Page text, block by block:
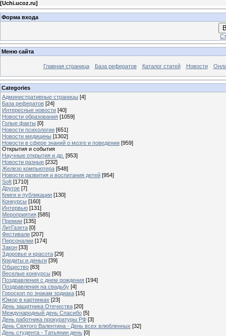
[Uchi.ucoz.ru]
Форма входа
Меню сайта
Главная страница База рефератов Каталог статей Новости
Categories
Административные страницы [4]
База рефератов [24]
Интересные новости [40]
Новости образования [1059]
Голые факты [0]
Новости психологии [651]
Новости медицины [1302]
Новости в сфере знаний о мозге и поведении [959]
Открытия и события
Научные открытия и др. [953]
Новости разные [232]
Железо компьютера [548]
Новости развития и воспитания детей [954]
Soft [1710]
Другое [7]
Книги и публикации [130]
Конкурсы [160]
Интервью [131]
Мероприятия [585]
Премии [135]
ЛитГазета [0]
Фестивали [207]
Персоналии [174]
Закон [33]
Здоровье и красота [29]
Кредиты и деньги [39]
Общество [83]
Веселые конкурсы [90]
Поздравления с днем рождения [194]
Поздравления на свадьбу [4]
Гороскоп по знакам зодиака [15]
Юмор в картинках [23]
День защитника Отечества [20]
Международный день Спасибо [5]
День работника прокуратуры РФ [3]
День Святого Валентина - День всех влюбленных [32]
День студента - Татьянин день [0]